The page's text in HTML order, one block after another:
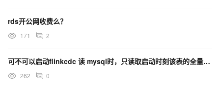
rds开公网收费么？
171 2
可不可以启动flinkcdc 读 mysql时，只读取启动时刻该表的全量数据快照进行同步？
262 0